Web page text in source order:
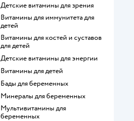
Детские витамины для зрения
Витамины для иммунитета для
детей
Витамины для костей и суставов
для детей
Детские витамины для энергии
Витамины для детей
Бады для беременных
Минералы для беременных
Мультивитамины для
беременных